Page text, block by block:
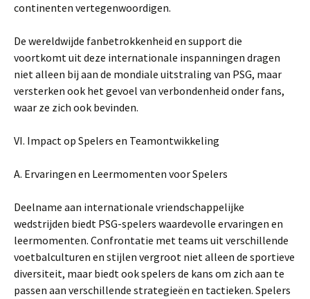
continenten vertegenwoordigen.
De wereldwijde fanbetrokkenheid en support die
voortkomt uit deze internationale inspanningen dragen
niet alleen bij aan de mondiale uitstraling van PSG, maar
versterken ook het gevoel van verbondenheid onder fans,
waar ze zich ook bevinden.
VI. Impact op Spelers en Teamontwikkeling
A. Ervaringen en Leermomenten voor Spelers
Deelname aan internationale vriendschappelijke
wedstrijden biedt PSG-spelers waardevolle ervaringen en
leermomenten. Confrontatie met teams uit verschillende
voetbalculturen en stijlen vergroot niet alleen de sportieve
diversiteit, maar biedt ook spelers de kans om zich aan te
passen aan verschillende strategieën en tactieken. Spelers